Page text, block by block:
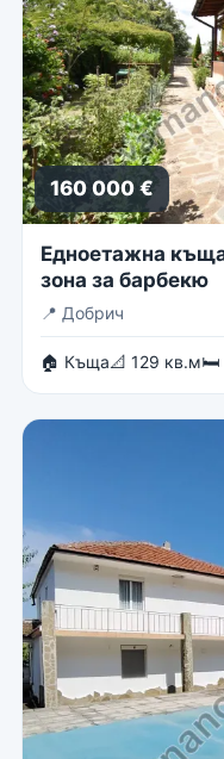
160 000 €
Едноетажна
зона за барбекю
📍 Добрич
🏠 Къща📐 129 кв.м🛏